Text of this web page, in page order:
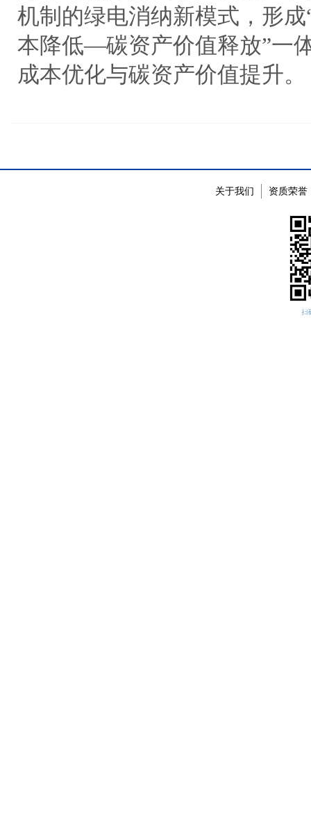
机制的绿电消纳新模式，形
本降低—碳资产价值释放”一
成本优化与碳资产价值提升。
关于我们 资质荣誉